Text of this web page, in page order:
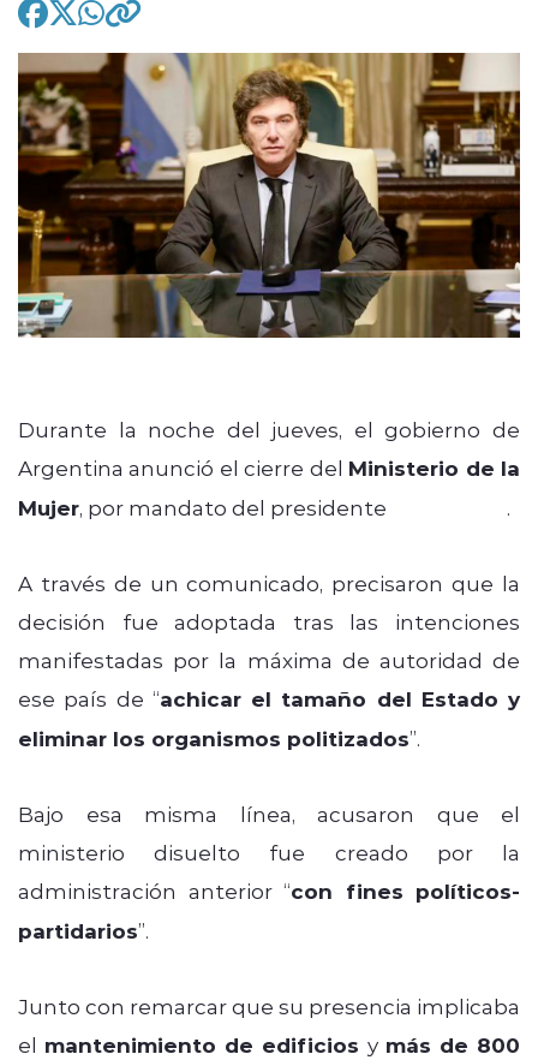
modo claro
Durante la noche del jueves, el gobierno de
Argentina anunció el cierre del Ministerio de la
Mujer, por mandato del presidente .
A través de un comunicado, precisaron que la
decisión fue adoptada tras las intenciones
manifestadas por la máxima de autoridad de
ese país de “achicar el tamaño del Estado y
eliminar los organismos politizados”.
Bajo esa misma línea, acusaron que el
ministerio disuelto fue creado por la
administración anterior “con fines políticos-
partidarios”.
Junto con remarcar que su presencia implicaba
el mantenimiento de edificios y más de 800